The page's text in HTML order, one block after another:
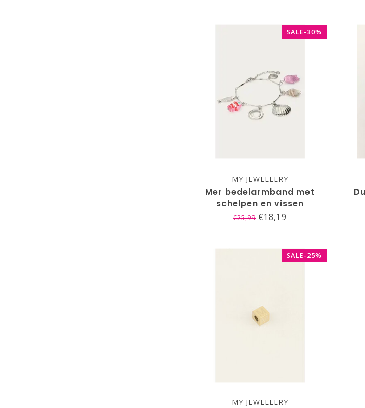
SALE-30%
MY JEWELLERY
Mer bedelarmband met
schelpen en vissen
€25,99€18,19
SALE-25%
MY JEWELLERY